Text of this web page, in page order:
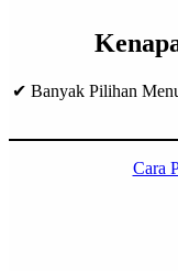
✔ Banyak Pilihan
Cara